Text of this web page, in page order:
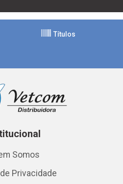
Títulos
Somos
Privacidade